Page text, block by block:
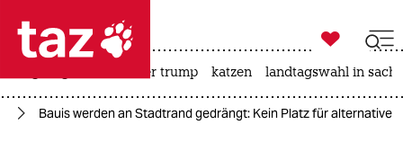
 taz zahl ich
taz zahl ich

taz zahl ich
usa unter trump katzen landtagswahl in
Bauis werden an Stadtrand gedrängt: Kein Platz für alternatives